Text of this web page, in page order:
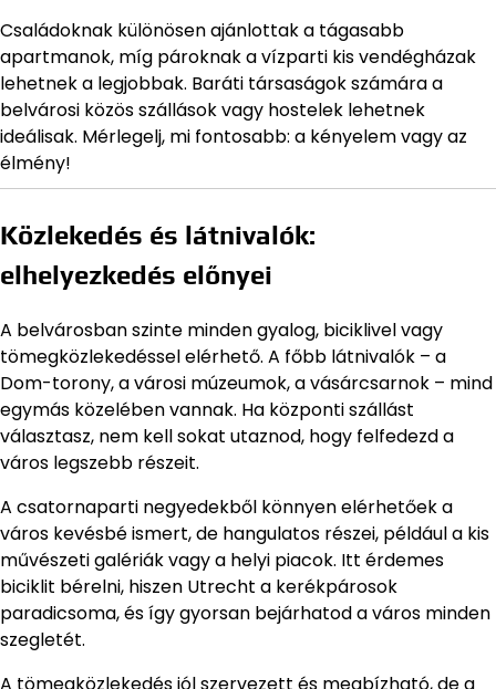
Családoknak különösen ajánlottak a tágasabb
apartmanok, míg pároknak a vízparti kis vendégházak
lehetnek a legjobbak. Baráti társaságok számára a
belvárosi közös szállások vagy hostelek lehetnek
ideálisak. Mérlegelj, mi fontosabb: a kényelem vagy az
élmény!
Közlekedés és látnivalók:
elhelyezkedés előnyei
A belvárosban szinte minden gyalog, biciklivel vagy
tömegközlekedéssel elérhető. A főbb látnivalók – a
Dom-torony, a városi múzeumok, a vásárcsarnok – mind
egymás közelében vannak. Ha központi szállást
választasz, nem kell sokat utaznod, hogy felfedezd a
város legszebb részeit.
A csatornaparti negyedekből könnyen elérhetőek a
város kevésbé ismert, de hangulatos részei, például a kis
művészeti galériák vagy a helyi piacok. Itt érdemes
biciklit bérelni, hiszen Utrecht a kerékpárosok
paradicsoma, és így gyorsan bejárhatod a város minden
szegletét.
A tömegközlekedés jól szervezett és megbízható, de a